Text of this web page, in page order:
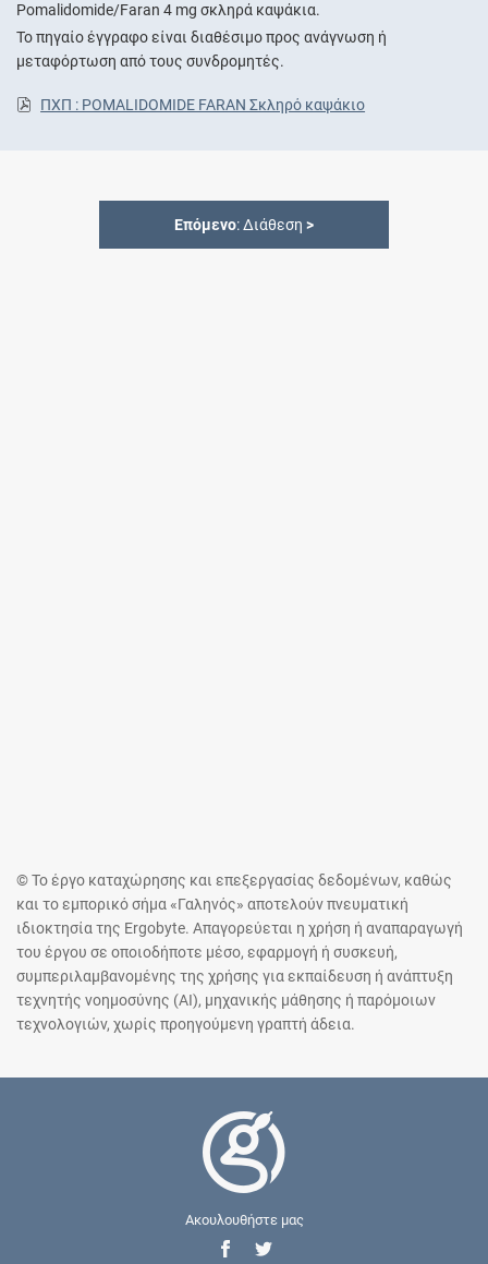
Pomalidomide/Faran 4 mg σκληρά καψάκια.
Το πηγαίο έγγραφο είναι διαθέσιμο προς ανάγνωση ή
μεταφόρτωση από τους συνδρομητές.
ΠΧΠ : POMALIDOMIDE FARAN Σκληρό καψάκιο
Επόμενο: Διάθεση >
© Το έργο καταχώρησης και επεξεργασίας δεδομένων, καθώς
και το εμπορικό σήμα «Γαληνός» αποτελούν πνευματική
ιδιοκτησία της Ergobyte. Απαγορεύεται η χρήση ή αναπαραγωγή
του έργου σε οποιοδήποτε μέσο, εφαρμογή ή συσκευή,
συμπεριλαμβανομένης της χρήσης για εκπαίδευση ή ανάπτυξη
τεχνητής νοημοσύνης (AI), μηχανικής μάθησης ή παρόμοιων
τεχνολογιών, χωρίς προηγούμενη γραπτή άδεια.
Ακουλουθήστε μας